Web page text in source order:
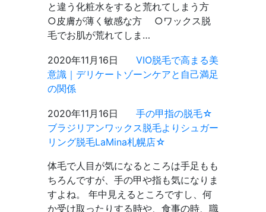
と違う化粧水をすると荒れてしまう方
○皮膚が薄く敏感な方 ○ワックス脱
毛でお肌が荒れてしま…
2020年11月16日
VIO脱毛で高まる美
意識｜デリケートゾーンケアと自己満足
の関係
2020年11月16日
手の甲指の脱毛☆
ブラジリアンワックス脱毛よりシュガー
リング脱毛LaMina札幌店☆
体毛で人目が気になるところは手足もも
ちろんですが、手の甲や指も気になりま
すよね。 年中見えるところですし、何
か受け取ったりする時や、食事の時、職